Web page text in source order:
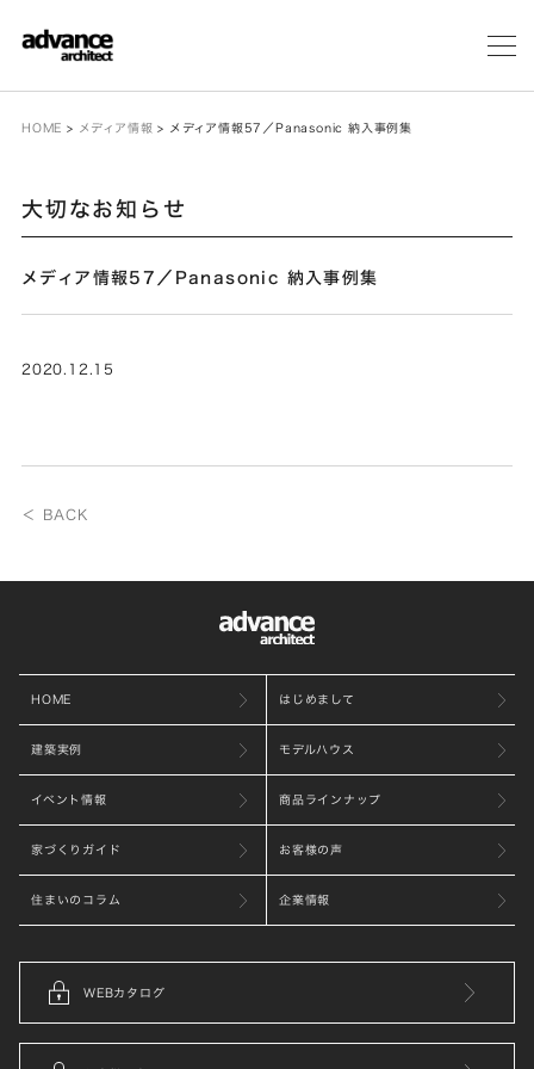
メ
HOME > メディア情報 > メディア情報57／Panasonic 納入事例集
大切なお知らせ
メディア情報57／Panasonic 納入事例集
2020.12.15
＜ BACK
HOME はじめまして
建築実例 モデルハウス
イベント情報 商品ラインナップ
家づくりガイド お客様の声
住まいのコラム 企業情報
WEBカタログ